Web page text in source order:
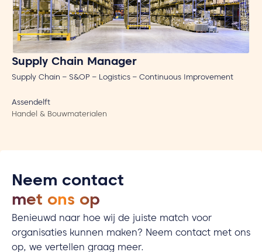
Supply Chain Manager
Supply Chain – S&OP – Logistics – Continuous Improvement
Assendelft
Handel & Bouwmaterialen
Neem contact
met ons op
Benieuwd naar hoe wij de juiste match voor
organisaties kunnen maken? Neem contact met ons
op, we vertellen graag meer.